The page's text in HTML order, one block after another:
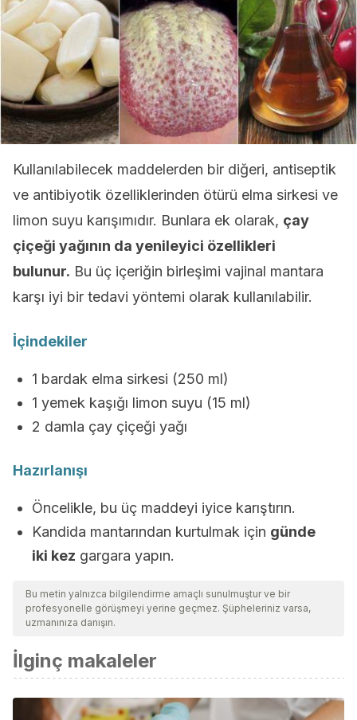
Kullanılabilecek maddelerden bir diğeri, antiseptik
ve antibiyotik özelliklerinden ötürü elma sirkesi ve
limon suyu karışımıdır. Bunlara ek olarak, çay
çiçeği yağının da yenileyici özellikleri
bulunur. Bu üç içeriğin birleşimi vajinal mantara
karşı iyi bir tedavi yöntemi olarak kullanılabilir.
İçindekiler
1 bardak elma sirkesi (250 ml)
1 yemek kaşığı limon suyu (15 ml)
2 damla çay çiçeği yağı
Hazırlanışı
Öncelikle, bu üç maddeyi iyice karıştırın.
Kandida mantarından kurtulmak için günde
iki kez gargara yapın.
Bu metin yalnızca bilgilendirme amaçlı sunulmuştur ve bir
profesyonelle görüşmeyi yerine geçmez. Şüpheleriniz varsa,
uzmanınıza danışın.
İlginç makaleler